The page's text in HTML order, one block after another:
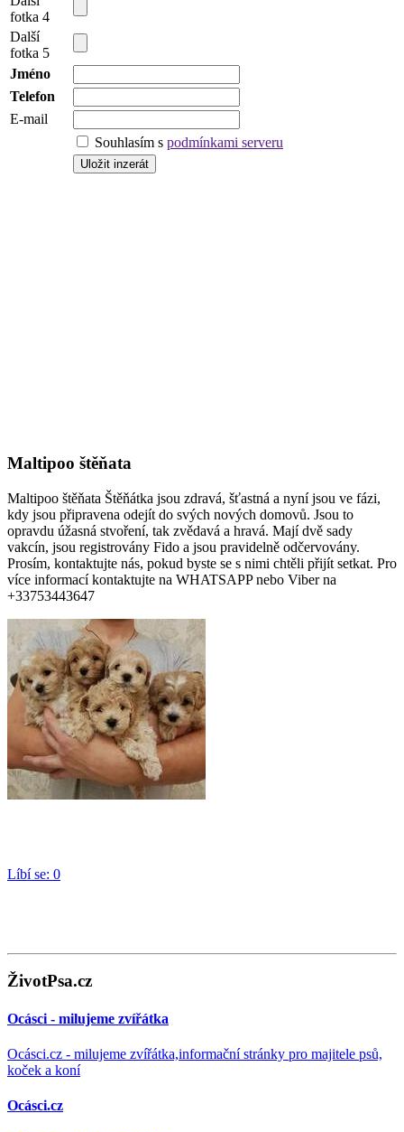
fotka 4
Další
fotka 5
Jméno
Telefon
E-mail
Souhlasím s podmínkami serveru
Maltipoo štěňata
Maltipoo štěňata Štěňátka jsou zdravá, šťastná a nyní jsou ve fázi,
kdy jsou připravena odejít do svých nových domovů. Jsou to
opravdu úžasná stvoření, tak zvědavá a hravá. Mají dvě sady
vakcín, jsou registrovány Fido a jsou pravidelně odčervovány.
Prosím, kontaktujte nás, pokud byste se s nimi chtěli přijít setkat. Pro
více informací kontaktujte na WHATSAPP nebo Viber na
+33753443647
Líbí se: 0
ŽivotPsa.cz
Ocásci - milujeme zvířátka
Ocásci.cz - milujeme zvířátka,informační stránky pro majitele psů,
koček a koní
Ocásci.cz